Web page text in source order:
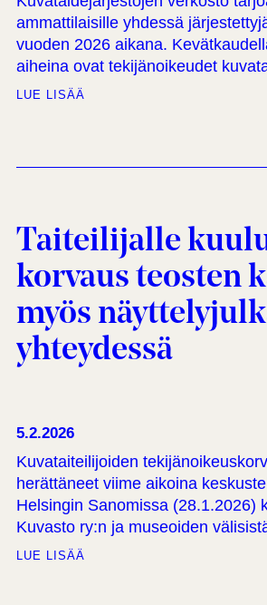
ammattilaisille yhdessä
vuoden 2026 aikana.
aiheina ovat tekijänoikeudet
LUE LISÄÄ
Taiteilijalle
korvaus teosten
myös
yhteydessä
5.2.2026
Kuvataiteilijoiden
herättäneet viime aikoina
Helsingin Sanomissa (28.1.2026)
Kuvasto ry:n ja museoiden
LUE LISÄÄ